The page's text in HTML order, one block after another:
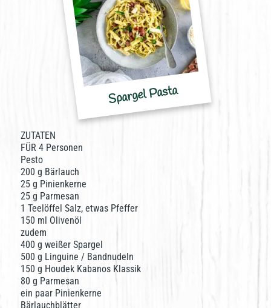
Spargel Pasta
ZUTATEN
FÜR 4 Personen
Pesto
200 g Bärlauch
25 g Pinienkerne
25 g Parmesan
1 Teelöffel Salz, etwas Pfeffer
150 ml Olivenöl
zudem
400 g weißer Spargel
500 g Linguine / Bandnudeln
150 g Houdek Kabanos Klassik
80 g Parmesan
ein paar Pinienkerne
Bärlauchblätter